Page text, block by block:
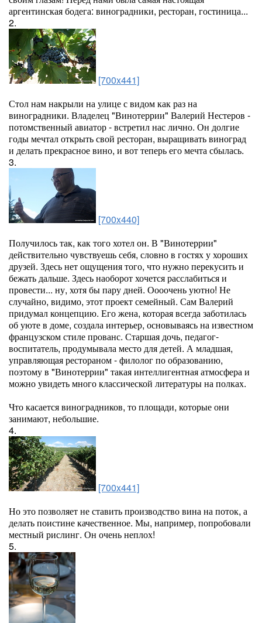
аргентинская бодега: виноградники, ресторан, гостиница...
2.
[700x441]
Стол нам накрыли на улице с видом как раз на
виноградники. Владелец "Винотеррии" Валерий Нестеров -
потомственный авиатор - встретил нас лично. Он долгие
годы мечтал открыть свой ресторан, выращивать виноград
и делать прекрасное вино, и вот теперь его мечта сбылась.
3.
[700x440]
Получилось так, как того хотел он. В "Винотеррии"
действительно чувствуешь себя, словно в гостях у хороших
друзей. Здесь нет ощущения того, что нужно перекусить и
бежать дальше. Здесь наоборот хочется расслабиться и
провести... ну, хотя бы пару дней. Оооочень уютно! Не
случайно, видимо, этот проект семейный. Сам Валерий
придумал концепцию. Его жена, которая всегда заботилась
об уюте в доме, создала интерьер, основываясь на известном
французском стиле прованс. Старшая дочь, педагог-
воспитатель, продумывала место для детей. А младшая,
управляющая рестораном - филолог по образованию,
поэтому в "Винотеррии" такая интеллигентная атмосфера и
можно увидеть много классической литературы на полках.
Что касается виноградников, то площади, которые они
занимают, небольшие.
4.
[700x441]
Но это позволяет не ставить производство вина на поток, а
делать поистине качественное. Мы, например, попробовали
местный рислинг. Он очень неплох!
5.